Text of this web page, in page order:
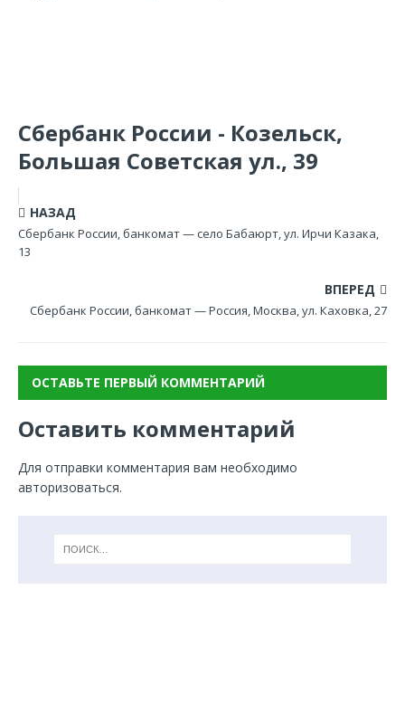
Сбербанк России - Козельск,
Большая Советская ул., 39
НАЗАД
Сбербанк России, банкомат — село Бабаюрт, ул. Ирчи Казака,
13
ВПЕРЕД
Сбербанк России, банкомат — Россия, Москва, ул. Каховка, 27
ОСТАВЬТЕ ПЕРВЫЙ КОММЕНТАРИЙ
Оставить комментарий
Для отправки комментария вам необходимо
авторизоваться.